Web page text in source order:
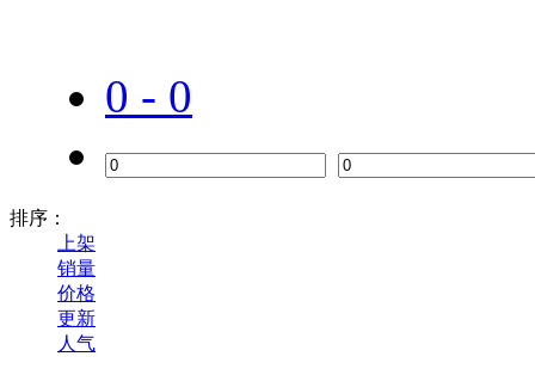
0 - 0
排序：
上架
销量
价格
更新
人气